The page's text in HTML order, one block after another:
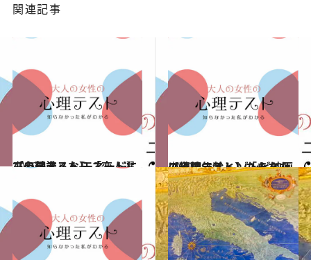
関連記事
2020.4.8
【心理テスト】「恋人選びの基準」 レモネードにプラスするなら？
占い 2020.4.3
【心理テスト】「あなたの精神年齢」 ゾンビ映画に出演するとしたら？
占い